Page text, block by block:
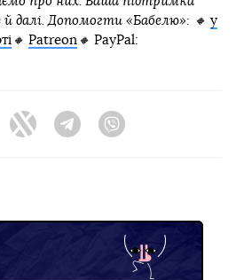
далі. Допомогти «Бабелю»: 🔸 у
🔸 Patreon 🔸 PayPal:
FacebookTwitter Telegram